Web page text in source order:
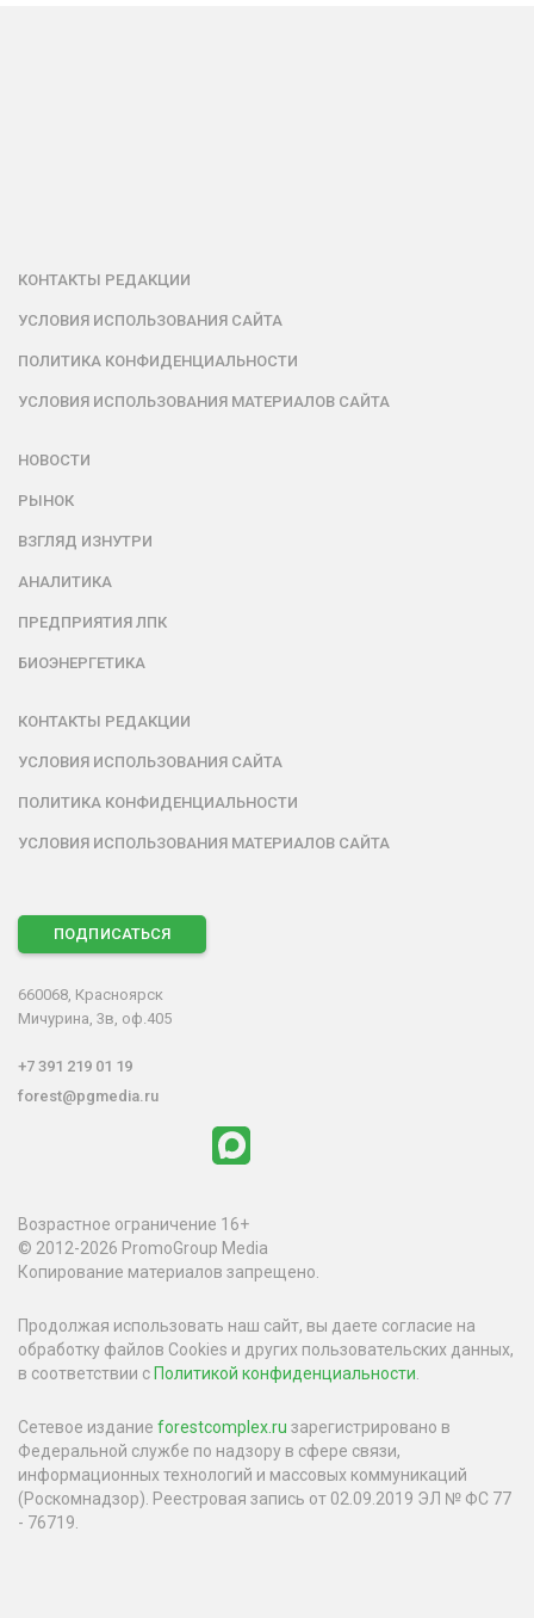
КОНТАКТЫ РЕДАКЦИИ
УСЛОВИЯ ИСПОЛЬЗОВАНИЯ САЙТА
ПОЛИТИКА КОНФИДЕНЦИАЛЬНОСТИ
УСЛОВИЯ ИСПОЛЬЗОВАНИЯ МАТЕРИАЛОВ САЙТА
НОВОСТИ
РЫНОК
ВЗГЛЯД ИЗНУТРИ
АНАЛИТИКА
ПРЕДПРИЯТИЯ ЛПК
БИОЭНЕРГЕТИКА
КОНТАКТЫ РЕДАКЦИИ
УСЛОВИЯ ИСПОЛЬЗОВАНИЯ САЙТА
ПОЛИТИКА КОНФИДЕНЦИАЛЬНОСТИ
УСЛОВИЯ ИСПОЛЬЗОВАНИЯ МАТЕРИАЛОВ САЙТА
ПОДПИСАТЬСЯ
660068, Красноярск
Мичурина, 3в, оф.405
+7 391 219 01 19
forest@pgmedia.ru
Возрастное ограничение 16+
© 2012-2026 PromoGroup Media
Копирование материалов запрещено.
Продолжая использовать наш сайт, вы даете согласие на
обработку файлов Cookies и других пользовательских данных,
в соответствии с Политикой конфиденциальности.
Сетевое издание forestcomplex.ru зарегистрировано в
Федеральной службе по надзору в сфере связи,
информационных технологий и массовых коммуникаций
(Роскомнадзор). Реестровая запись от 02.09.2019 ЭЛ № ФС 77
- 76719.